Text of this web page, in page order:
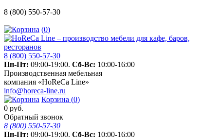
8 (800) 550-57-30
(0)
8 (800) 550-57-30
Пн-Пт: 09:00-19:00. Сб-Вс: 10:00-16:00
Производственная мебельная
компания «HoReCa Line»
info@horeca-line.ru
Корзина (0)
0 руб.
Обратный звонок
8 (800) 550-57-30
Пн-Пт: 09:00-19:00. Сб-Вс: 10:00-16:00